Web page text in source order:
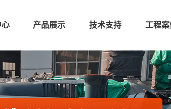
心 产品展示 技术支持 工程案